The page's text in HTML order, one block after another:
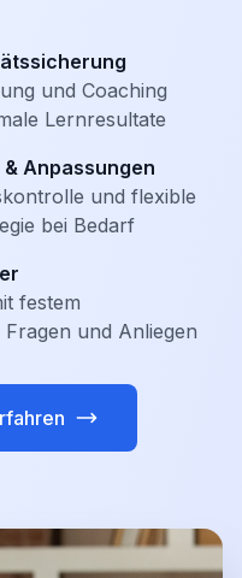
und Coaching
Lernresultate
Anpassungen
und flexible
bei Bedarf
festem
und Anliegen